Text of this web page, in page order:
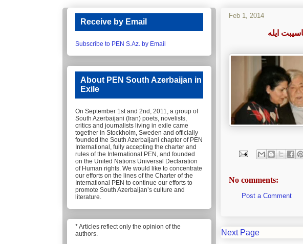
Feb 1, 2014
No comments:
Post a Comment
Next Page
Receive by Email
Subscribe to PEN S.Az. by Email
About PEN South Azerbaijan in
Exile
On September 1st and 2nd, 2011, a group of
South Azerbaijani (Iran) poets, novelists,
critics and journalists living in exile came
together in Stockholm, Sweden and officially
founded the South Azerbaijani chapter of PEN
International, fully accepting the charter and
rules of the International PEN, and founded
on the United Nations Universal Declaration
of Human rights. We would like to concentrate
our efforts on the lines of the Charter of the
International PEN to continue our efforts to
promote South Azerbaijan’s culture and
literature.
* Articles reflect only the opinion of the
authors.